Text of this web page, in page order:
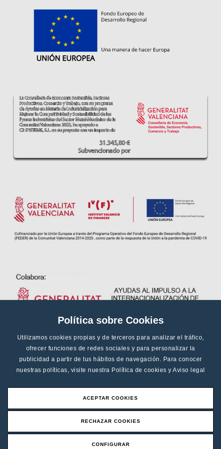
Política sobre Cookies
Utilizamos cookies propias y de terceros para analizar el tráfico,
ofrecer funciones de redes sociales y para personalizar la
publicidad a partir de tus hábitos de navegación. Para conocer
nuestras políticas, visite nuestra Política de cookies y Aviso legal
ACEPTAR COOKIES
RECHAZAR COOKIES
CONFIGURAR